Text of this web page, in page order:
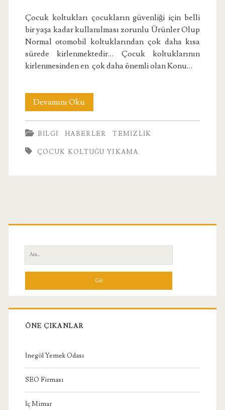
Çocuk koltukları çocukların güvenliği için belli
bir yaşa kadar kullanılması zorunlu Ürünler Olup
Normal otomobil koltuklarından çok daha kısa
sürede kirlenmektedir… Çocuk koltuklarının
kirlenmesinden en çok daha önemli olan Konu…
Devamını OkuÇocuk
Koltuğu
Yıkama
BILGI HABERLER TEMIZLIK
ÇOCUK KOLTUĞU YIKAMA
Birincil
Yan
Menü
Ara:
ÖNE ÇIKANLAR
İnegöl Yemek Odası
SEO Firması
İç Mimar